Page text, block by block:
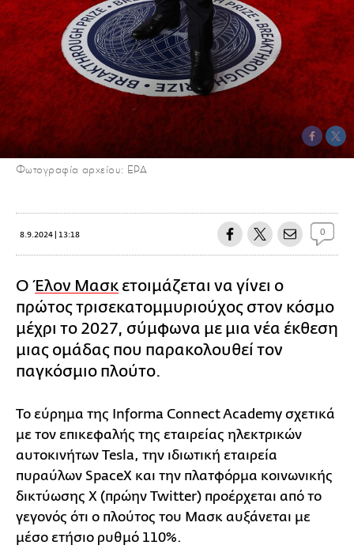
Φωτογραφία αρχείου: EPA
8.9.2024 | 13:18 0
ΟΈλον Μασκ ετοιμάζεται να γίνει ο
πρώτος τρισεκατομμυριούχος στον κόσμο
μέχρι το 2027, σύμφωνα με μια νέα έκθεση
μιας ομάδας που παρακολουθεί τον
παγκόσμιο πλούτο.
Το εύρημα της Informa Connect Academy σχετικά
με τον επικεφαλής της εταιρείας ηλεκτρικών
αυτοκινήτων Tesla, την ιδιωτική εταιρεία
πυραύλων SpaceX και την πλατφόρμα κοινωνικής
δικτύωσης X (πρώην Twitter) προέρχεται από το
γεγονός ότι ο πλούτος του Μασκ αυξάνεται με
μέσο ετήσιο ρυθμό 110%.